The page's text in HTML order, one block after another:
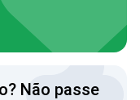
Não passe